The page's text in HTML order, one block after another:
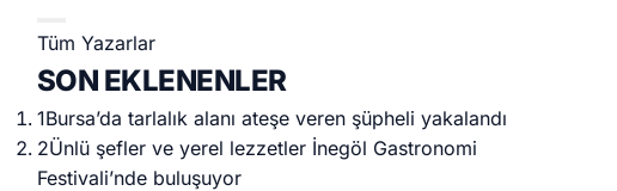
Tüm Yazarlar
SON EKLENENLER
1Bursa’da tarlalık alanı ateşe veren şüpheli yakalandı
2Ünlü şefler ve yerel lezzetler İnegöl Gastronomi
Festivali’nde buluşuyor